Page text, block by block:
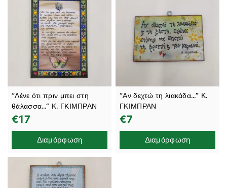
“Λένε ότι πριν μπει στη
θάλασσα…” Κ. ΓΚΙΜΠΡΑΝ
€17
Διαμόρφωση
“Αν δεχτώ τη λιακάδα…” Κ.
ΓΚΙΜΠΡΑΝ
€7
Διαμόρφωση